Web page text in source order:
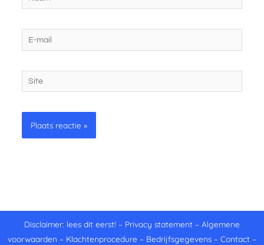
mail
Site
Disclaimer: lees dit eerst! – Privacy statement – Algemene
voorwaarden – Klachtenprocedure – Bedrijfsgegevens – Contact –